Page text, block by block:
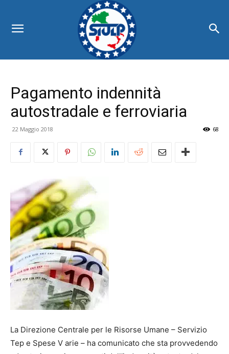
Pagamento indennità
autostradale e ferroviaria
22 Maggio 2018 68
La Direzione Centrale per le Risorse Umane – Servizio
Tep e Spese V arie – ha comunicato che sta provvedendo